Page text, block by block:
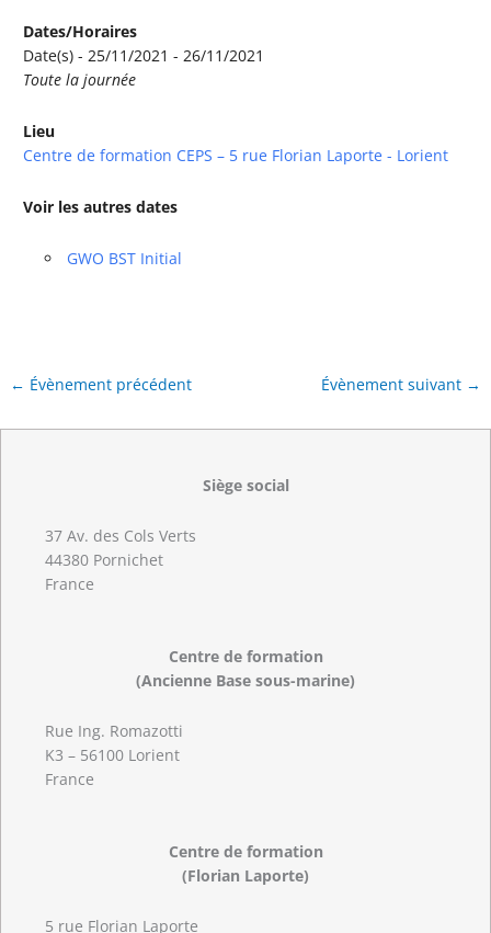
Dates/Horaires
Date(s) - 25/11/2021 - 26/11/2021
Toute la journée
Lieu
Centre de formation CEPS – 5 rue Florian Laporte - Lorient
Voir les autres dates
GWO BST Initial
← Évènement précédent Évènement suivant →
Siège social
37 Av. des Cols Verts
44380 Pornichet
France
Centre de formation
(Ancienne Base sous-marine)
Rue Ing. Romazotti
K3 – 56100 Lorient
France
Centre de formation
(Florian Laporte)
5 rue Florian Laporte